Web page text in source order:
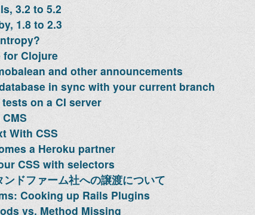
3.2 to 5.2
1.8 to 2.3
for Clojure
and other announcements
in sync with your current branch
on a CI server
With CSS
a Heroku partner
CSS with selectors
ドファーム社への譲渡について
Cooking up Rails Plugins
vs. Method Missing